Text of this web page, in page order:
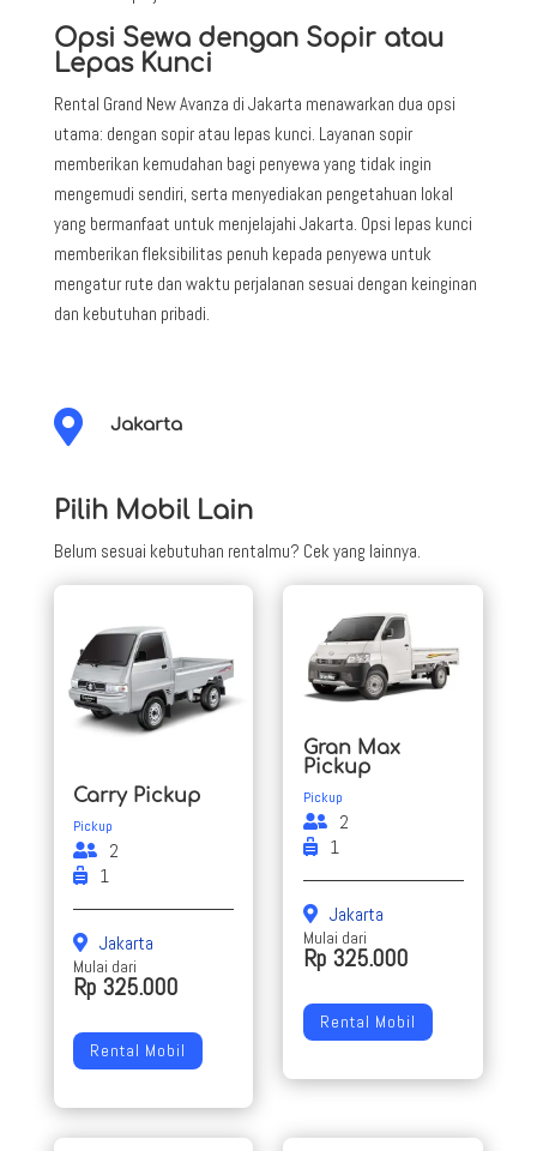
Opsi Sewa dengan Sopir atau
Lepas Kunci
Rental Grand New Avanza di Jakarta menawarkan dua opsi
utama: dengan sopir atau lepas kunci. Layanan sopir
memberikan kemudahan bagi penyewa yang tidak ingin
mengemudi sendiri, serta menyediakan pengetahuan lokal
yang bermanfaat untuk menjelajahi Jakarta. Opsi lepas kunci
memberikan fleksibilitas penuh kepada penyewa untuk
mengatur rute dan waktu perjalanan sesuai dengan keinginan
dan kebutuhan pribadi.
 Jakarta
Pilih Mobil Lain
Belum sesuai kebutuhan rentalmu? Cek yang lainnya.
Carry Pickup
Pickup
2
1
Jakarta
Mulai dari
Rp 325.000
Rental Mobil
Gran Max
Pickup
Pickup
2
1
Jakarta
Mulai dari
Rp 325.000
Rental Mobil